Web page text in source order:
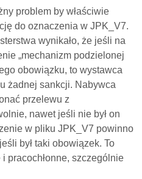
problem by właściwie
do oznaczenia w JPK_V7.
wynikało, że jeśli na
„mechanizm podzielonej
obowiązku, to wystawca
żadnej sankcji. Nabywca
przelewu z
nawet jeśli nie był on
w pliku JPK_V7 powinno
był taki obowiązek. To
pracochłonne, szczególnie